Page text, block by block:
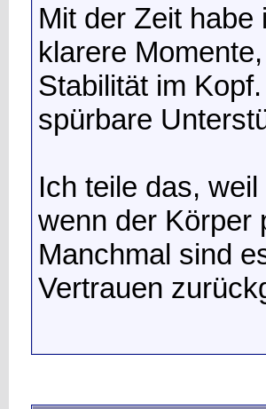
Mit der Zeit
klarere
Stabilität im
spürbare
Ich teile das,
wenn der Körper
Manchmal sind
Vertrauen